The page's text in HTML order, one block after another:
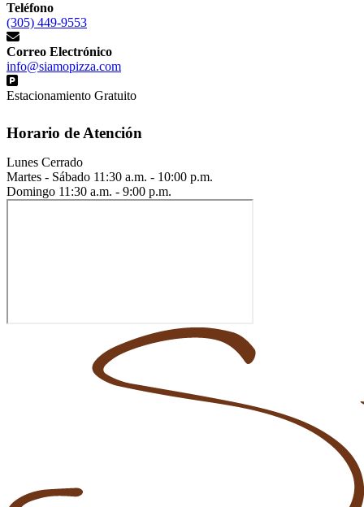
Teléfono
(305) 449-9553
Correo Electrónico
info@siamopizza.com
Estacionamiento Gratuito
Horario de Atención
Lunes Cerrado
Martes - Sábado 11:30 a.m. - 10:00 p.m.
Domingo 11:30 a.m. - 9:00 p.m.